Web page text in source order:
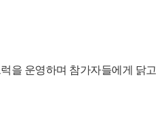
을 운영하며 참가자들에게 닭고